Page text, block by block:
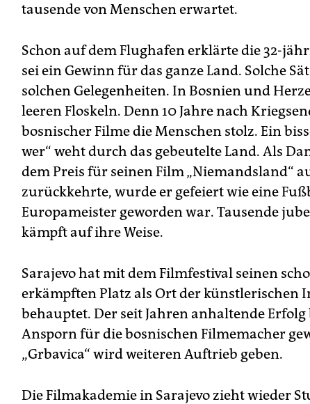
tausende von Menschen erwartet.
Schon auf dem Flughafen erklärte die 32-
sei ein Gewinn für das ganze Land. Solche
solchen Gelegenheiten. In Bosnien und
leeren Floskeln. Denn 10 Jahre nach
bosnischer Filme die Menschen stolz. Ein
wer“ weht durch das gebeutelte Land. Als
dem Preis für seinen Film „Niemandsland“
zurückkehrte, wurde er gefeiert wie eine
Europameister geworden war. Tausende
kämpft auf ihre Weise.
Sarajevo hat mit dem Filmfestival seinen
erkämpften Platz als Ort der künstlerischen
behauptet. Der seit Jahren anhaltende
Ansporn für die bosnischen Filmemacher
„Grbavica“ wird weiteren Auftrieb geben.
Die Filmakademie in Sarajevo zieht wieder